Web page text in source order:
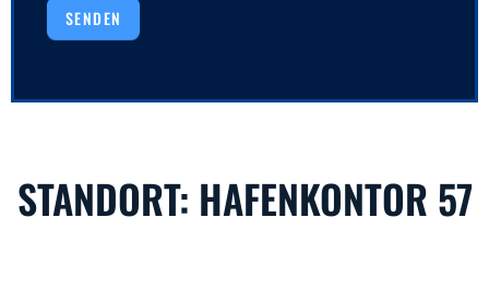
SENDEN
STANDORT: HAFENKONTOR 57